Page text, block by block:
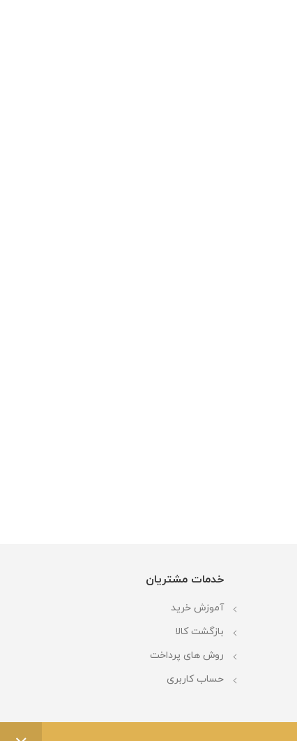
خدمات مشتریان
آموزش خرید
بازگشت کالا
روش های پرداخت
حساب کاربری